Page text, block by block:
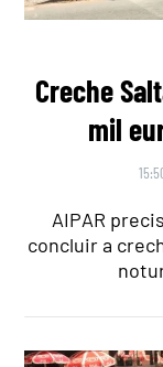
Creche
mil
AIPAR
concluir a